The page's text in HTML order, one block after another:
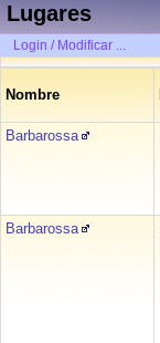
Lugares
Login / Modificar ...
Nombre
Barbarossa
Barbarossa